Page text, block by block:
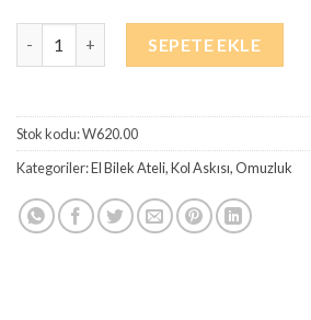
SEPETE EKLE
Stok kodu:W620.00
Kategoriler:El Bilek Ateli,Kol Askısı, Omuzluk